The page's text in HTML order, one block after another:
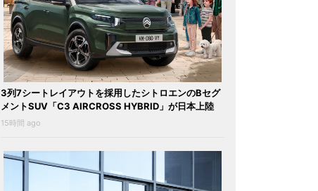
3列7シートレイアウトを採用したシトロエンのBセグ
メントSUV「C3 AIRCROSS HYBRID」が日本上陸
15時間 ago